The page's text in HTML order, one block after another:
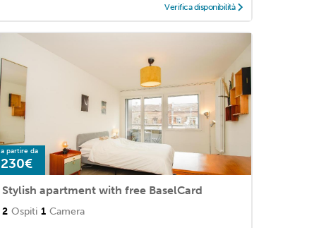
Verifica disponibilità
a partire da
230€
Stylish apartment with free BaselCard
2 Ospiti 1 Camera